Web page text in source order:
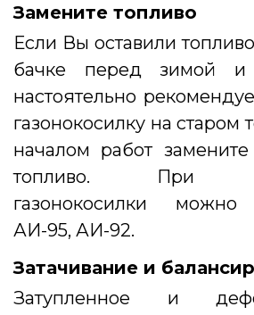
Замените топливо
Если Вы оставили
бачке перед зимой
настоятельно
газонокосилку на старом
началом работ
топливо. При
газонокосилки можно
АИ-95, АИ-92.
Затачивание и
Затупленное и